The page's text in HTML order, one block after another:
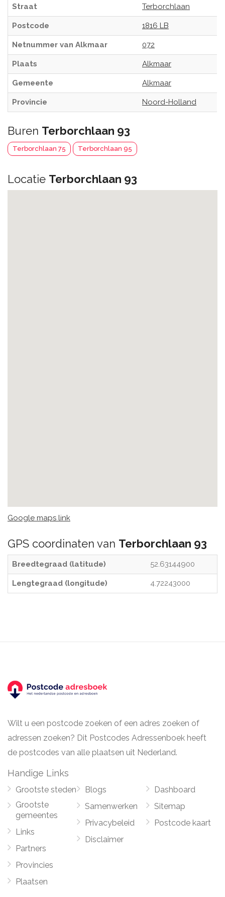
Straat Terborchlaan
Postcode 1816 LB
Netnummer van Alkmaar 072
Plaats Alkmaar
Gemeente Alkmaar
Provincie Noord-Holland
Buren Terborchlaan 93
Terborchlaan 75 Terborchlaan 95
Locatie Terborchlaan 93
Google maps link
GPS coordinaten van Terborchlaan 93
Breedtegraad (latitude) 52.63144900
Lengtegraad (longitude) 4.72243000
Wilt u een postcode zoeken of een adres zoeken of
adressen zoeken? Dit Postcodes Adressenboek heeft
de postcodes van alle plaatsen uit Nederland.
Handige Links
Grootste steden
Grootste
gemeentes
Links
Partners
Provincies
Plaatsen
Blogs
Samenwerken
Privacybeleid
Disclaimer
Dashboard
Sitemap
Postcode kaart